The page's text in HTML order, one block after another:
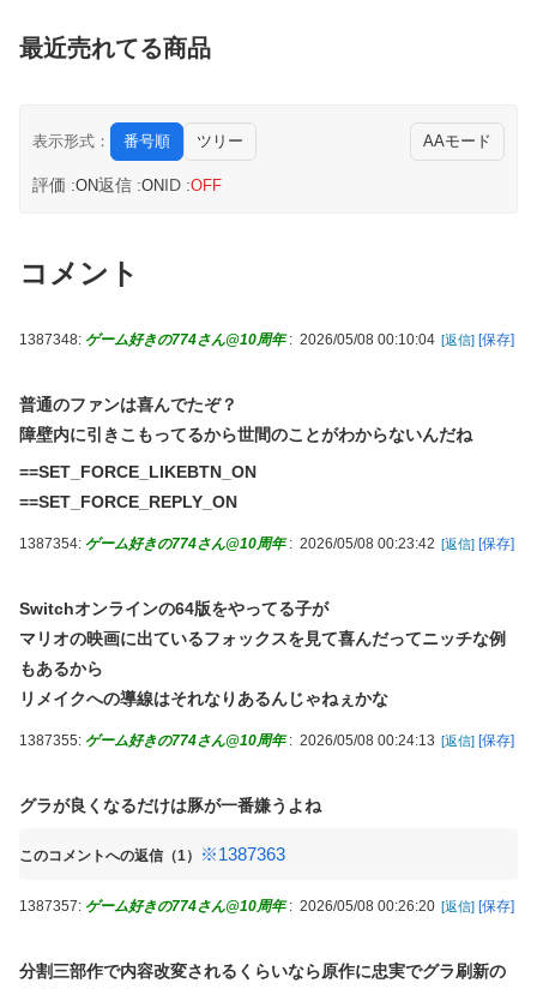
最近売れてる商品
表示形式： 番号順 ツリー AAモード
評価 :ON返信 :ONID :OFF
コメント
1387348: ゲーム好きの774さん@10周年 : 2026/05/08 00:10:04 [返信] [保存]
普通のファンは喜んでたぞ？
障壁内に引きこもってるから世間のことがわからないんだね
==SET_FORCE_LIKEBTN_ON
==SET_FORCE_REPLY_ON
1387354: ゲーム好きの774さん@10周年 : 2026/05/08 00:23:42 [返信] [保存]
Switchオンラインの64版をやってる子が
マリオの映画に出ているフォックスを見て喜んだってニッチな例
もあるから
リメイクへの導線はそれなりあるんじゃねぇかな
1387355: ゲーム好きの774さん@10周年 : 2026/05/08 00:24:13 [返信] [保存]
グラが良くなるだけは豚が一番嫌うよね
このコメントへの返信（1） ※1387363
1387357: ゲーム好きの774さん@10周年 : 2026/05/08 00:26:20 [返信] [保存]
分割三部作で内容改変されるくらいなら原作に忠実でグラ刷新の